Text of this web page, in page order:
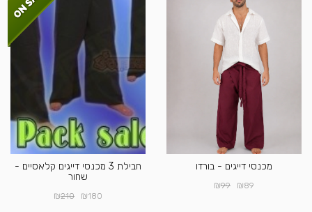
מכנסי דייגים - בורדו
₪89
₪99
חבילת 3 מכנסי דייגים קלאסיים -
שחור
₪180
₪210